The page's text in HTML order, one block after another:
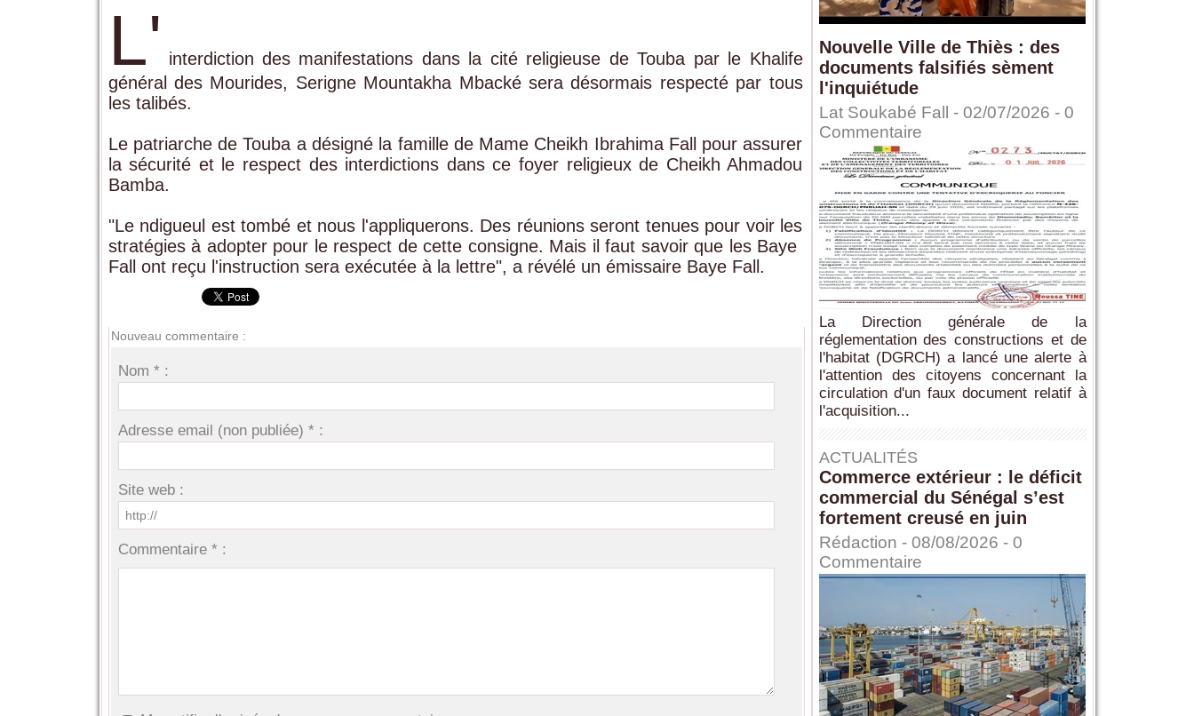
L' interdiction des manifestations dans la cité religieuse de Touba par le Khalife
général des Mourides, Serigne Mountakha Mbacké sera désormais respecté par tous
les talibés.
Le patriarche de Touba a désigné la famille de Mame Cheikh Ibrahima Fall pour assurer
la sécurité et le respect des interdictions dans ce foyer religieux de Cheikh Ahmadou
Bamba.
"Le ndigueul est tombé et nous l'appliquerons. Des réunions seront tenues pour voir les
stratégies à adopter pour le respect de cette consigne. Mais il faut savoir que les Baye
Fall ont reçu l'instruction sera exécutée à la lettre", a révélé un émissaire Baye Fall.
Nouveau commentaire :
Nom * :
Adresse email (non publiée) * :
Site web :
Commentaire * :
Nouvelle Ville de Thiès : des
documents falsifiés sèment
l'inquiétude
Lat Soukabé Fall - 02/07/2026 - 0
Commentaire
La Direction générale de la
réglementation des constructions et de
l'habitat (DGRCH) a lancé une alerte à
l'attention des citoyens concernant la
circulation d'un faux document relatif à
l'acquisition...
ACTUALITÉS
Commerce extérieur : le déficit
commercial du Sénégal s’est
fortement creusé en juin
Rédaction - 08/08/2026 - 0
Commentaire